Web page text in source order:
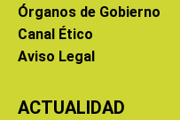
Órganos de Gobierno
Canal Ético
Aviso Legal
ACTUALIDAD